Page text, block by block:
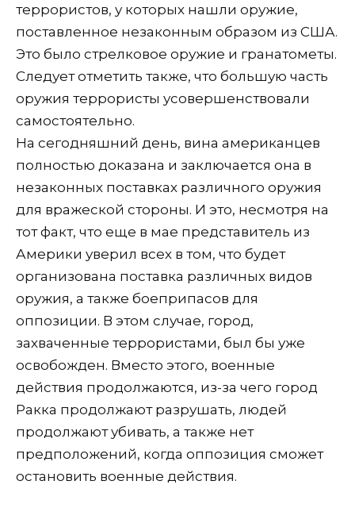
террористов, у которых нашли оружие,
поставленное незаконным образом из США.
Это было стрелковое оружие и гранатометы.
Следует отметить также, что большую часть
оружия террористы усовершенствовали
самостоятельно.
На сегодняшний день, вина американцев
полностью доказана и заключается она в
незаконных поставках различного оружия
для вражеской стороны. И это, несмотря на
тот факт, что еще в мае представитель из
Америки уверил всех в том, что будет
организована поставка различных видов
оружия, а также боеприпасов для
оппозиции. В этом случае, город,
захваченные террористами, был бы уже
освобожден. Вместо этого, военные
действия продолжаются, из-за чего город
Ракка продолжают разрушать, людей
продолжают убивать, а также нет
предположений, когда оппозиция сможет
остановить военные действия.